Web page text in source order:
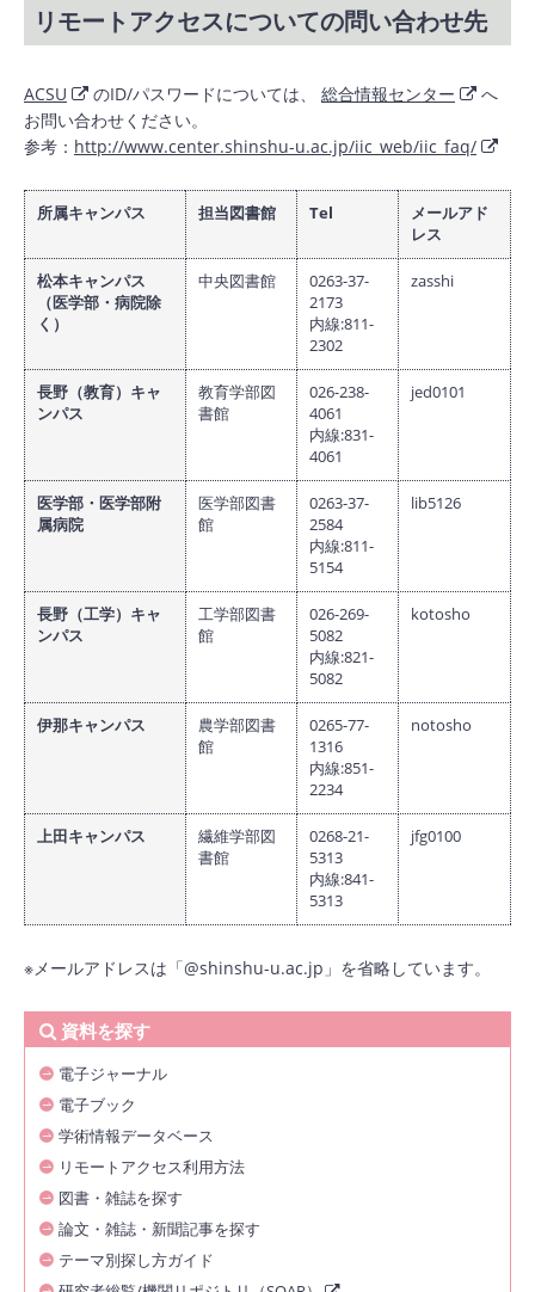
リモートアクセスについての問い合わせ先
ACSU のID/パスワードについては、 総合情報センター
へ
お問い合わせください。
参考： http://www.center.shinshu-u.ac.jp/iic_web/iic_faq/
所属キャンパス 担当図書館 Tel
メールアド
レス
松本キャンパス
（医学部・病院除
く）
中央図書館
0263-37-
2173
内線:811-
2302
zasshi
長野（教育）キャ
ンパス
教育学部図
書館
026-238-
4061
内線:831-
4061
jed0101
医学部・医学部附
属病院
医学部図書
館
0263-37-
2584
内線:811-
5154
lib5126
長野（工学）キャ
ンパス
工学部図書
館
026-269-
5082
内線:821-
5082
kotosho
伊那キャンパス
農学部図書
館
0265-77-
1316
内線:851-
2234
notosho
上田キャンパス
繊維学部図
書館
0268-21-
5313
内線:841-
5313
jfg0100
※メールアドレスは「@shinshu-u.ac.jp」を省略しています。
資料を探す
電子ジャーナル
電子ブック
学術情報データベース
リモートアクセス利用方法
図書・雑誌を探す
論文・雑誌・新聞記事を探す
テーマ別探し方ガイド